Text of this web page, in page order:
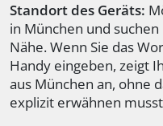
Standort des Geräts:
in München und
Nähe. Wenn Sie das
Handy eingeben, zeigt
aus München an, ohne
explizit erwähnen